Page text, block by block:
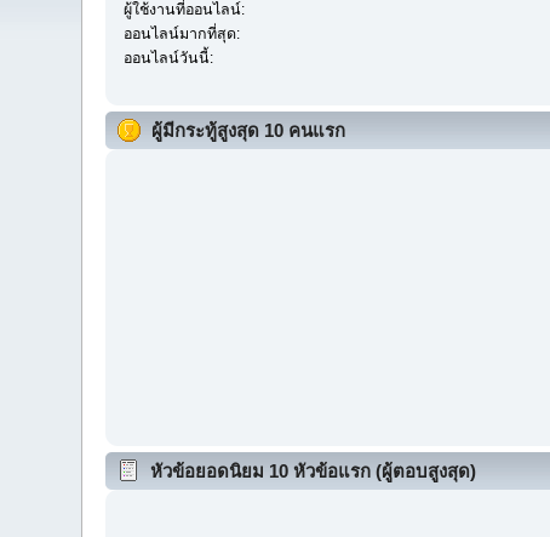
ผู้ใช้งานที่ออนไลน์:
ออนไลน์มากที่สุด:
ออนไลน์วันนี้:
ผู้มีกระทู้สูงสุด 10 คนแรก
หัวข้อยอดนิยม 10 หัวข้อแรก (ผู้ตอบสูงสุด)